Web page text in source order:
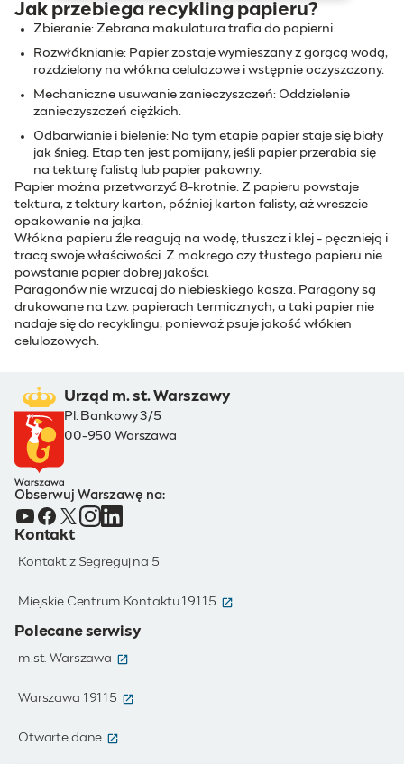
Jak przebiega recykling papieru?
Zbieranie: Zebrana makulatura trafia do papierni.
Rozwłóknianie: Papier zostaje wymieszany z gorącą wodą,
rozdzielony na włókna celulozowe i wstępnie oczyszczony.
Mechaniczne usuwanie zanieczyszczeń: Oddzielenie
zanieczyszczeń ciężkich.
Odbarwianie i bielenie: Na tym etapie papier staje się biały
jak śnieg. Etap ten jest pomijany, jeśli papier przerabia się
na tekturę falistą lub papier pakowny.
Papier można przetworzyć 8-krotnie. Z papieru powstaje
tektura, z tektury karton, później karton falisty, aż wreszcie
opakowanie na jajka.
Włókna papieru źle reagują na wodę, tłuszcz i klej - pęcznieją i
tracą swoje właściwości. Z mokrego czy tłustego papieru nie
powstanie papier dobrej jakości.
Paragonów nie wrzucaj do niebieskiego kosza. Paragony są
drukowane na tzw. papierach termicznych, a taki papier nie
nadaje się do recyklingu, ponieważ psuje jakość włókien
celulozowych.
Urząd m. st. Warszawy
Pl. Bankowy 3/5
00-950 Warszawa
Obserwuj Warszawę na:
Kontakt
Kontakt z Segreguj na 5
Miejskie Centrum Kontaktu 19115 (otwiera się w nowym oknie)
Polecane serwisy
m.st. Warszawa (otwiera się w nowym oknie)
Warszawa 19115 (otwiera się w nowym oknie)
Otwarte dane